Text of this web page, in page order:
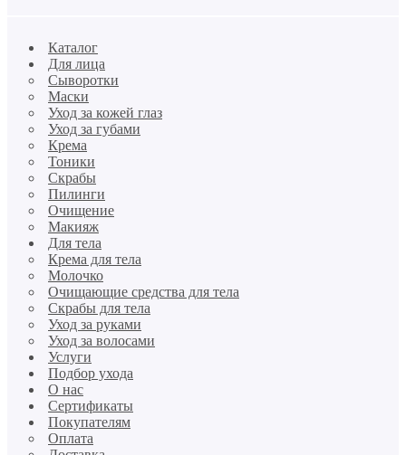
Каталог
Для лица
Сыворотки
Маски
Уход за кожей глаз
Уход за губами
Крема
Тоники
Скрабы
Пилинги
Очищение
Макияж
Для тела
Крема для тела
Молочко
Очищающие средства для тела
Скрабы для тела
Уход за руками
Уход за волосами
Услуги
Подбор ухода
О нас
Сертификаты
Покупателям
Оплата